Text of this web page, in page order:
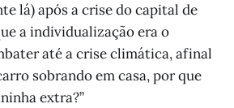
lá) após a crise do capital de
a individualização era o
até a crise climática, afinal
sobrando em casa, por que
extra?”